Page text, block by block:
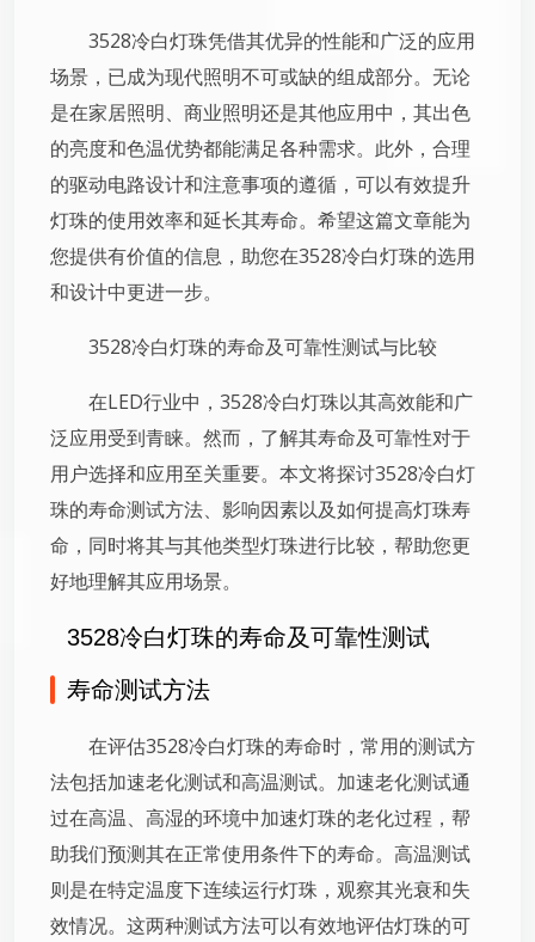
3528冷白灯珠凭借其优异的性能和广泛的应用
场景，已成为现代照明不可或缺的组成部分。无论
是在家居照明、商业照明还是其他应用中，其出色
的亮度和色温优势都能满足各种需求。此外，合理
的驱动电路设计和注意事项的遵循，可以有效提升
灯珠的使用效率和延长其寿命。希望这篇文章能为
您提供有价值的信息，助您在3528冷白灯珠的选用
和设计中更进一步。
3528冷白灯珠的寿命及可靠性测试与比较
在LED行业中，3528冷白灯珠以其高效能和广
泛应用受到青睐。然而，了解其寿命及可靠性对于
用户选择和应用至关重要。本文将探讨3528冷白灯
珠的寿命测试方法、影响因素以及如何提高灯珠寿
命，同时将其与其他类型灯珠进行比较，帮助您更
好地理解其应用场景。
3528冷白灯珠的寿命及可靠性测试
寿命测试方法
在评估3528冷白灯珠的寿命时，常用的测试方
法包括加速老化测试和高温测试。加速老化测试通
过在高温、高湿的环境中加速灯珠的老化过程，帮
助我们预测其在正常使用条件下的寿命。高温测试
则是在特定温度下连续运行灯珠，观察其光衰和失
效情况。这两种测试方法可以有效地评估灯珠的可